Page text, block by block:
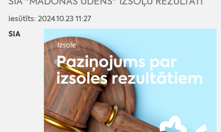
iesūtīts: 2024.10.23 11:27
SIA